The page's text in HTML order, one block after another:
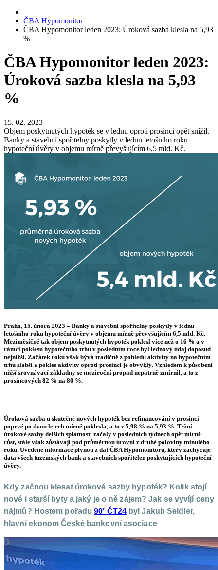
ČBA Hypomonitor
ČBA Hypomonitor leden 2023: Úroková sazba klesla na 5,93
%
ČBA Hypomonitor leden 2023:
Úroková sazba klesla na 5,93
%
15. 02. 2023
Objem poskytnutých hypoték se v lednu oproti prosinci opět snížil.
Banky a stavební spořitelny poskytly v lednu letošního roku
hypoteční úvěry v objemu mírně převyšujícím 6,5 mld. Kč.
Praha, 15. února 2023 – Banky a stavební spořitelny poskytly v lednu
letošního roku hypoteční úvěry v objemu mírně převyšujícím 6,5 mld. Kč.
Meziměsíčně tak objem poskytnutých hypoték poklesl více než o 16 % a v
rámci poklesu hypotečního trhu v posledním roce byl lednový údaj doposud
nejnižší. Začátek roku však bývá tradičně z pohledu aktivity na hypotečním
trhu slabší a pokles aktivity oproti prosinci je obvyklý. Vzhledem k působení
nižší srovnávací základny se meziroční propad nepatrně zmírnil, a to z
prosincových 82 % na 80 %.
Úroková sazba u skutečně nových hypoték bez refinancování v prosinci
poprvé po dvou letech mírně poklesla, a to z 5,98 % na 5,93 %. Tržní
úrokové sazby delších splatností začaly v posledních týdnech opět mírně
růst, stále však zůstávají pod průměrnou úrovní z druhé poloviny minulého
roku. Uvedené informace plynou z dat ČBA Hypomonitoru, který zachycuje
data všech tuzemských bank a stavebních spořitelen poskytujících hypoteční
úvěry.
Kdy začnou klesat úrokové sazby hypoték? Kolik stojí
nové i starší byty a jaký je o ně zájem? Jak se vyvíjí ceny
nájmů? Hostem pořadu90′ ČT24 byl Jakub Seidler,
hlavní ekonom České bankovní asociace